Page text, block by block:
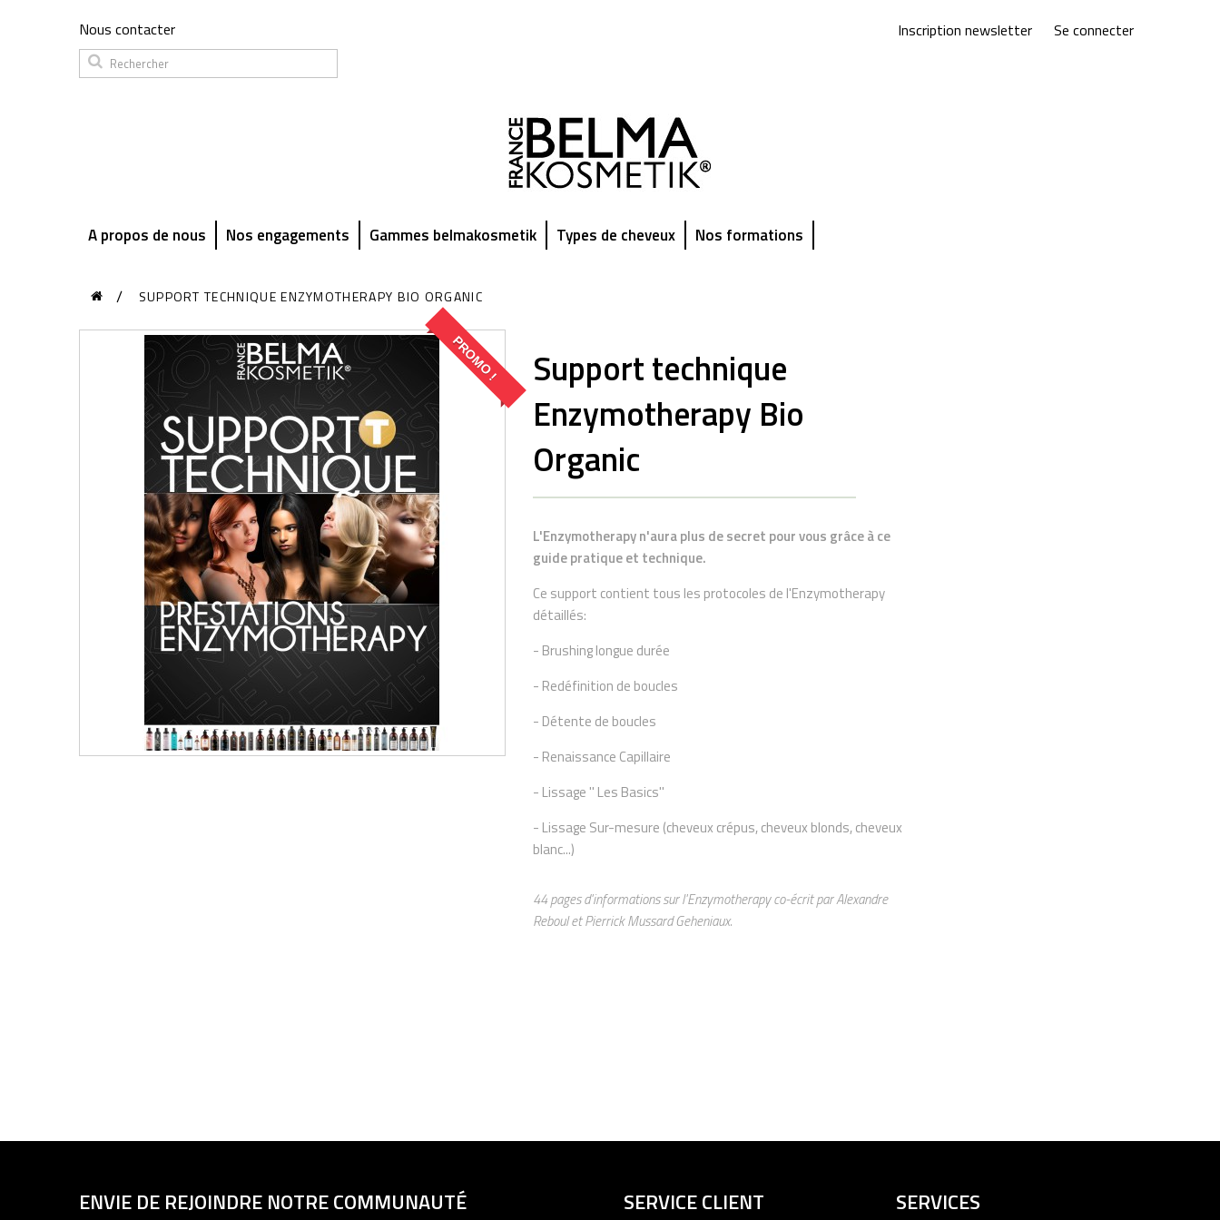
Nous contacter Se connecter
Inscription newsletter
A propos de nous Nos engagements Gammes belmakosmetik Types de cheveux Nos formations
SUPPORT TECHNIQUE ENZYMOTHERAPY BIO ORGANIC
PROMO !
Support technique
Enzymotherapy Bio
Organic
L'Enzymotherapy n'aura plus de secret pour vous grâce à ce
guide pratique et technique.
Ce support contient tous les protocoles de l'Enzymotherapy
détaillés:
- Brushing longue durée
- Redéfinition de boucles
- Détente de boucles
- Renaissance Capillaire
- Lissage '' Les Basics''
- Lissage Sur-mesure (cheveux crépus, cheveux blonds, cheveux
blanc...)
44 pages d'informations sur l'Enzymotherapy co-écrit par Alexandre
Reboul et Pierrick Mussard Geheniaux.
ENVIE DE REJOINDRE NOTRE COMMUNAUTÉ
SERVICE CLIENT SERVICES